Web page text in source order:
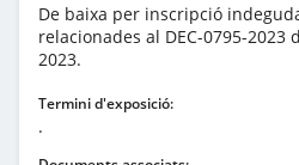
De baixa per inscripció
relacionades al DEC-0795-2023
2023.
Termini d'exposició:
.